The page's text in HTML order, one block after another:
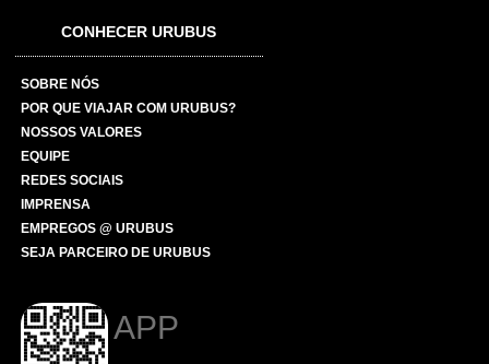
CONHECER URUBUS
SOBRE NÓS
POR QUE VIAJAR COM URUBUS?
NOSSOS VALORES
EQUIPE
REDES SOCIAIS
IMPRENSA
EMPREGOS @ URUBUS
SEJA PARCEIRO DE URUBUS
APP